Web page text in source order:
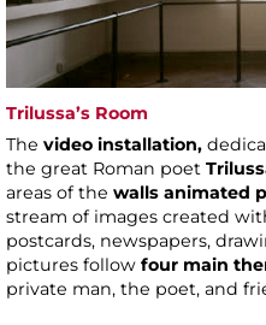
Trilussa’s Room
The video installation,
the great Roman poet
areas of the walls animated
stream of images created
postcards, newspapers,
pictures follow four main
private man, the poet, and